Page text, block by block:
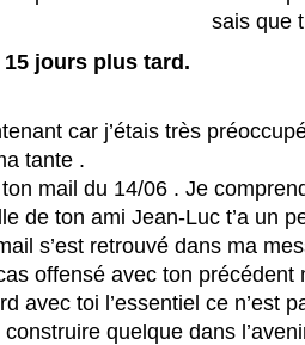
sais que
jours plus tard.
car j’étais très
tante .
mail du 14/06 . Je
de ton ami Jean-Luc t’a un
s’est retrouvé dans ma
offensé avec ton précédent
avec toi l’essentiel ce n’est
construire quelque dans